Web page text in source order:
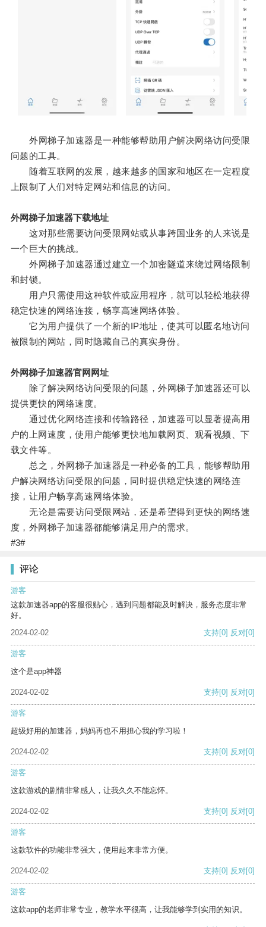
外网梯子加速器是一种能够帮助用户解决网络访问受限
问题的工具。
随着互联网的发展，越来越多的国家和地区在一定程度
上限制了人们对特定网站和信息的访问。
外网梯子加速器下载地址
这对那些需要访问受限网站或从事跨国业务的人来说是
一个巨大的挑战。
外网梯子加速器通过建立一个加密隧道来绕过网络限制
和封锁。
用户只需使用这种软件或应用程序，就可以轻松地获得
稳定快速的网络连接，畅享高速网络体验。
它为用户提供了一个新的IP地址，使其可以匿名地访问
被限制的网站，同时隐藏自己的真实身份。
外网梯子加速器官网网址
除了解决网络访问受限的问题，外网梯子加速器还可以
提供更快的网络速度。
通过优化网络连接和传输路径，加速器可以显著提高用
户的上网速度，使用户能够更快地加载网页、观看视频、下
载文件等。
总之，外网梯子加速器是一种必备的工具，能够帮助用
户解决网络访问受限的问题，同时提供稳定快速的网络连
接，让用户畅享高速网络体验。
无论是需要访问受限网站，还是希望得到更快的网络速
度，外网梯子加速器都能够满足用户的需求。
#3#
评论
游客
这款加速器app的客服很贴心，遇到问题都能及时解决，服务态度非常
好。
2024-02-02
支持[0] 反对[0]
游客
这个是app神器
2024-02-02 支持[0] 反对[0]
游客
超级好用的加速器，妈妈再也不用担心我的学习啦！
2024-02-02 支持[0] 反对[0]
游客
这款游戏的剧情非常感人，让我久久不能忘怀。
2024-02-02 支持[0] 反对[0]
游客
这款软件的功能非常强大，使用起来非常方便。
2024-02-02 支持[0] 反对[0]
游客
这款app的老师非常专业，教学水平很高，让我能够学到实用的知识。